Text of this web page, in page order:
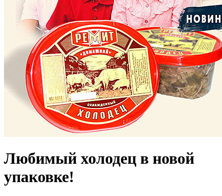
Любимый холодец в новой
упаковке!